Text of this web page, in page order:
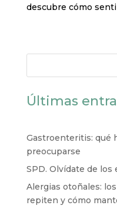
descubre cómo
Últimas
Gastroenteritis: qué
preocuparse
SPD. Olvídate de
Alergias otoñales:
repiten y cómo